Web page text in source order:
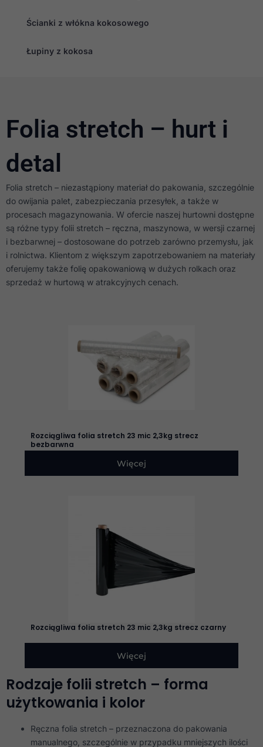
Ścianki z włókna kokosowego
Łupiny z kokosa
Folia stretch – hurt i
detal
Folia stretch – niezastąpiony materiał do pakowania, szczególnie
do owijania palet, zabezpieczania przesyłek, a także w
procesach magazynowania. W ofercie naszej hurtowni dostępne
są różne typy folii stretch – ręczna, maszynowa, w wersji czarnej
i bezbarwnej – dostosowane do potrzeb zarówno przemysłu, jak
i rolnictwa. Klientom z większym zapotrzebowaniem na materiały
oferujemy także folię opakowaniową w dużych rolkach oraz
sprzedaż w hurtową w atrakcyjnych cenach.
Rozciągliwa folia stretch 23 mic 2,3kg strecz
bezbarwna
Więcej
Rozciągliwa folia stretch 23 mic 2,3kg strecz czarny
Więcej
Rodzaje folii stretch – forma
użytkowania i kolor
Ręczna folia stretch – przeznaczona do pakowania
manualnego, szczególnie w przypadku mniejszych ilości